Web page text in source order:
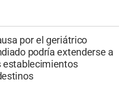
por el geriátrico
podría extenderse a
establecimientos